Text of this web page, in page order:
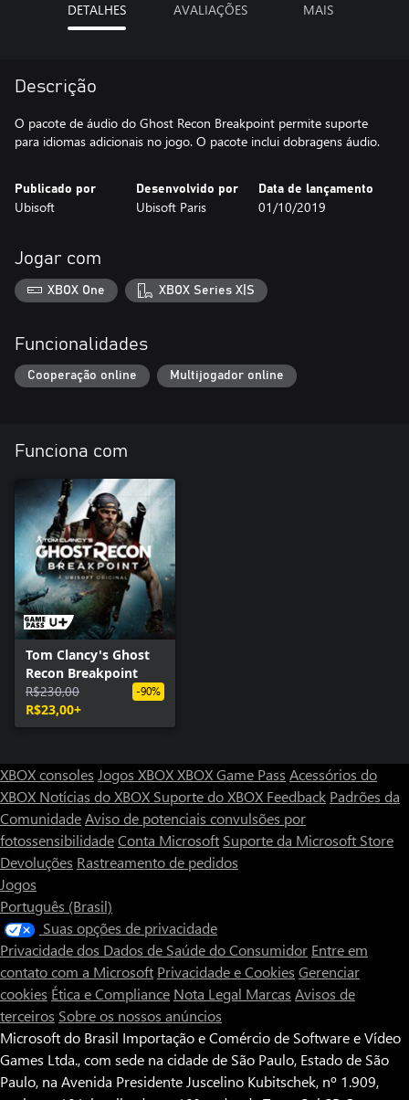
DETALHES AVALIAÇÕES MAIS
Descrição
O pacote de áudio do Ghost Recon Breakpoint permite suporte
para idiomas adicionais no jogo. O pacote inclui dobragens áudio.
Publicado por
Ubisoft
Desenvolvido por
Ubisoft Paris
Data de lançamento
01/10/2019
Jogar com
XBOX One XBOX Series X|S
Funcionalidades
Cooperação online Multijogador online
Funciona com
Tom Clancy's Ghost
Recon Breakpoint
R$230,00
R$23,00+
-90%
XBOX consoles Jogos XBOXXBOX Game Pass Acessórios do
XBOX Notícias do XBOX Suporte do XBOX Feedback Padrões da
ComunidadeAviso de potenciais convulsões por
fotossensibilidadeConta Microsoft Suporte da Microsoft Store
Devoluções Rastreamento de pedidos
Jogos
Português (Brasil)
Suas opções de privacidade
Privacidade dos Dados de Saúde do Consumidor Entre em
contato com a Microsoft Privacidade e Cookies Gerenciar
cookies Ética e Compliance Nota Legal Marcas Avisos de
terceiros Sobre os nossos anúncios
Microsoft do Brasil Importação e Comércio de Software e Vídeo
Games Ltda., com sede na cidade de São Paulo, Estado de São
Paulo, na Avenida Presidente Juscelino Kubitschek, nº 1.909,